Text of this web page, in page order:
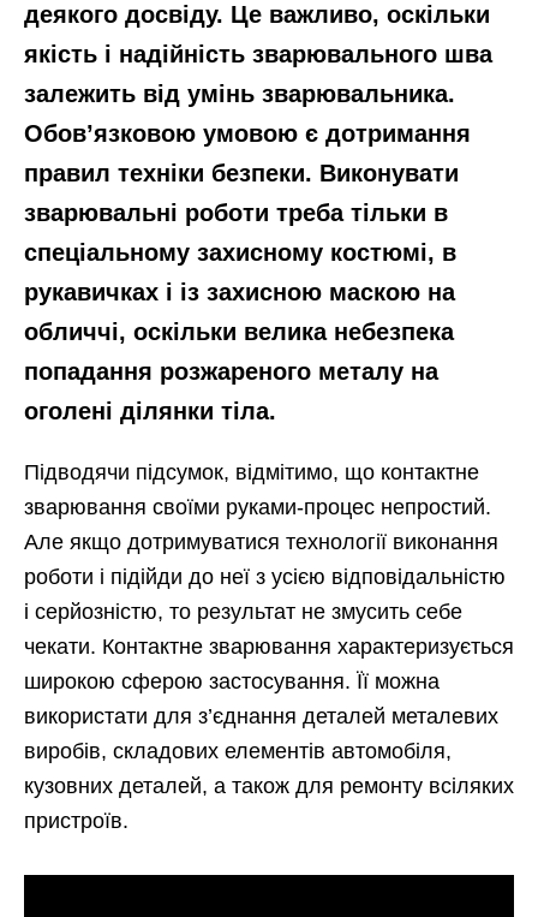
деякого досвіду. Це важливо, оскільки
якість і надійність зварювального шва
залежить від умінь зварювальника.
Обов’язковою умовою є дотримання
правил техніки безпеки. Виконувати
зварювальні роботи треба тільки в
спеціальному захисному костюмі, в
рукавичках і із захисною маскою на
обличчі, оскільки велика небезпека
попадання розжареного металу на
оголені ділянки тіла.
Підводячи підсумок, відмітимо, що контактне
зварювання своїми руками-процес непростий.
Але якщо дотримуватися технології виконання
роботи і підійди до неї з усією відповідальністю
і серйозністю, то результат не змусить себе
чекати. Контактне зварювання характеризується
широкою сферою застосування. Її можна
використати для з’єднання деталей металевих
виробів, складових елементів автомобіля,
кузовних деталей, а також для ремонту всіляких
пристроїв.